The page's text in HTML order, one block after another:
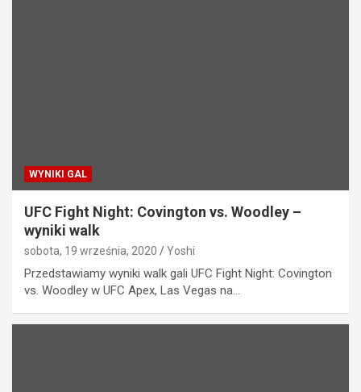
WYNIKI GAL
UFC Fight Night: Covington vs. Woodley –
wyniki walk
sobota, 19 września, 2020 Yoshi
Przedstawiamy wyniki walk gali UFC Fight Night: Covington
vs. Woodley w UFC Apex, Las Vegas na…